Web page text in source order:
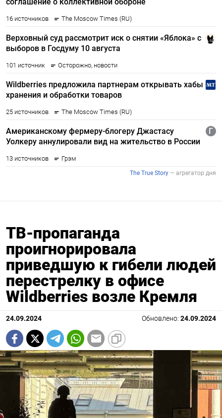
ТВ-пропаганда
проигнорировала
приведшую к гибели людей
перестрелку в офисе
Wildberries возле Кремля
24.09.2024 Обновлено: 24.09.2024